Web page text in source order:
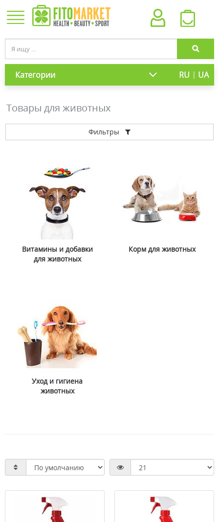
Категории RU | UA
Товары для животных
Фильтры
Витамины и добавки
для животных
Корм для животных
Уход и гигиена
животных